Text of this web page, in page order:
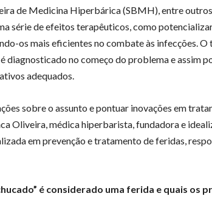
de Medicina Hiperbárica (SBMH), entre
série de efeitos terapêuticos, como potencializar
os mais eficientes no combate às infecções. O
diagnosticado no começo do problema e assim
adequados.
sobre o assunto e pontuar inovações em
Oliveira, médica hiperbarista, fundadora e
em prevenção e tratamento de feridas,
é considerado uma ferida e quais os